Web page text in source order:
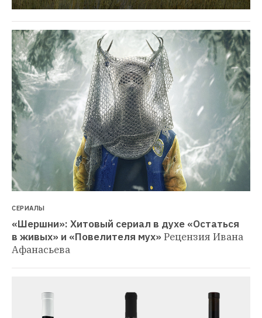
СЕРИАЛЫ
«Шершни»: Хитовый сериал в духе «Остаться
в живых» и «Повелителя мух» Рецензия Ивана
Афанасьева